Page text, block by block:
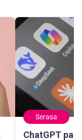
produtos de K-pop
Serasa
ChatGPT
ChatGPT para